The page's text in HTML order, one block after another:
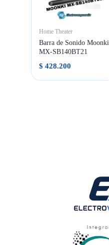
Home Theater
Barra de Sonido Moonki
MX-SB140BT21
$ 428.200